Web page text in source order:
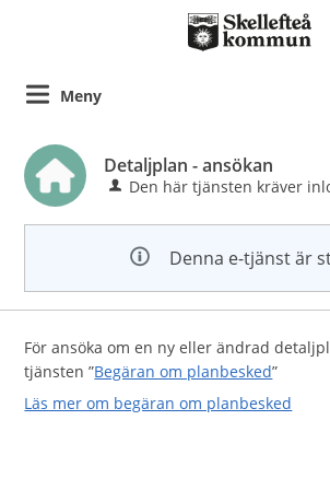
Meny
Detaljplan - ansökan
Den här tjänsten kräver
Denna e-tjänst är
För ansöka om en ny eller ändrad
tjänsten ”Begäran om planbesked”
Läs mer om begäran om planbesked